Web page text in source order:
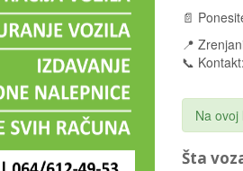
📄
📍
📞
Na
Šta